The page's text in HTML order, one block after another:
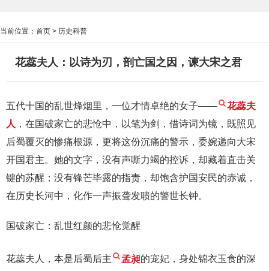
当前位置： 首页 > 历史科普
花蕊夫人：以诗为刃，剖亡国之因，谏大宋之君
五代十国的乱世烽烟里，一位才情卓绝的女子——
花蕊夫
人 ，在国破家亡的悲怆中，以笔为剑，借诗词为镜，既照见
后蜀覆灭的惨痛根源，更将这份沉痛的警示，委婉递向大宋
开国君主。她的文字，没有声嘶力竭的控诉，却藏着直击关
键的苏醒；没有锋芒毕露的指责，却饱含护国安民的赤诚，
在历史长河中，化作一声振聋发聩的警世长钟。
国破家亡：乱世红颜的悲怆觉醒
花蕊夫人，本是后蜀后主 孟昶的宠妃，身处锦衣玉食的深